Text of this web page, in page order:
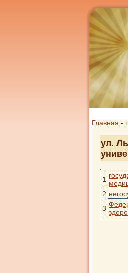
Главная -
ул.
1
2
3